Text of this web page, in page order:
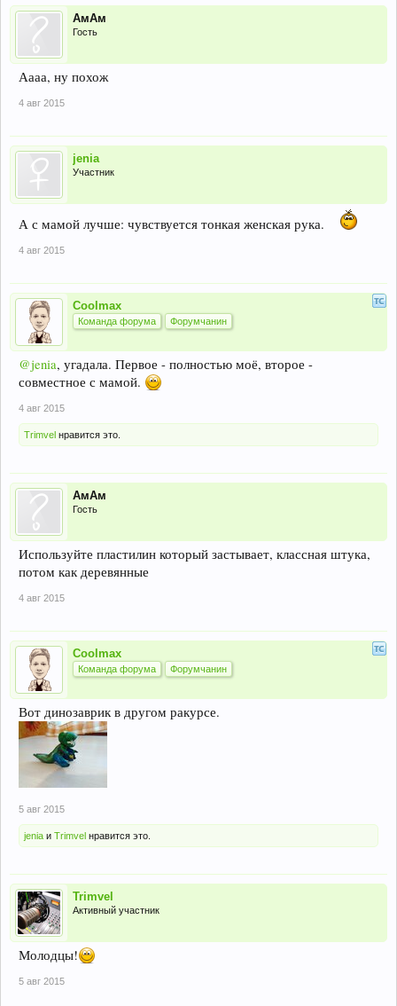
АмАм
Гость
Аааа, ну похож
4 авг 2015
jenia
Участник
А с мамой лучше: чувствуется тонкая женская рука.
4 авг 2015
Coolmax
Команда форума Форумчанин
@jenia, угадала. Первое - полностью моё, второе -
совместное с мамой.
4 авг 2015
Trimvel нравится это.
АмАм
Гость
Используйте пластилин который застывает, классная штука,
потом как деревянные
4 авг 2015
Coolmax
Команда форума Форумчанин
Вот динозаврик в другом ракурсе.
5 авг 2015
jenia и Trimvel нравится это.
Trimvel
Активный участник
Молодцы!
5 авг 2015